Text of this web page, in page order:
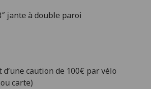
jante à double paroi
d’une caution de 100€ par vélo
carte)